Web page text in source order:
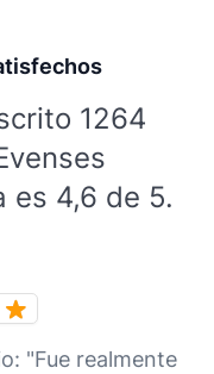
1264
es 4,6 de 5.
"Fue realmente